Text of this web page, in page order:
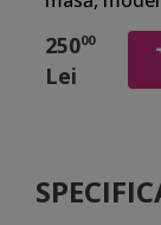
valuri, 100 x
cm, racletă
inclusă
25000
Lei